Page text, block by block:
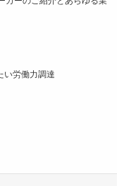
い労働力調達